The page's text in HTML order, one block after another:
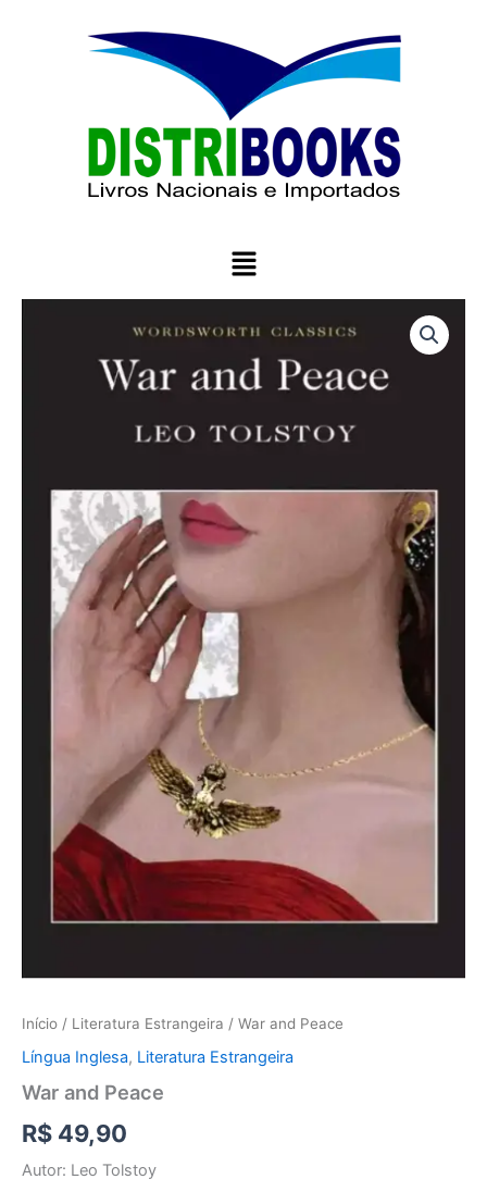
Menu
Início / Literatura Estrangeira / War and Peace
Língua Inglesa, Literatura Estrangeira
War and Peace
R$ 49,90
Autor: Leo Tolstoy